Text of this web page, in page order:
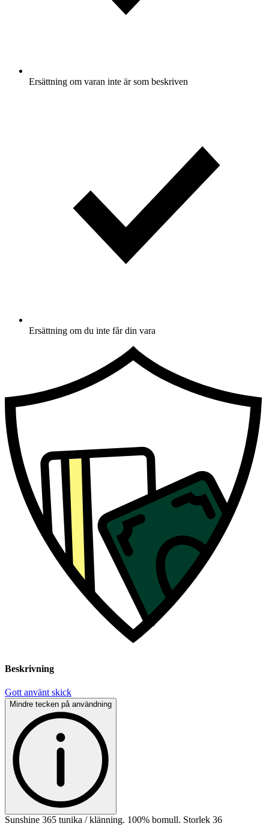
Ersättning om varan inte är som beskriven
Ersättning om du inte får din vara
Beskrivning
Gott använt skick
Mindre tecken på användning
Sunshine 365 tunika / klänning. 100% bomull. Storlek 36